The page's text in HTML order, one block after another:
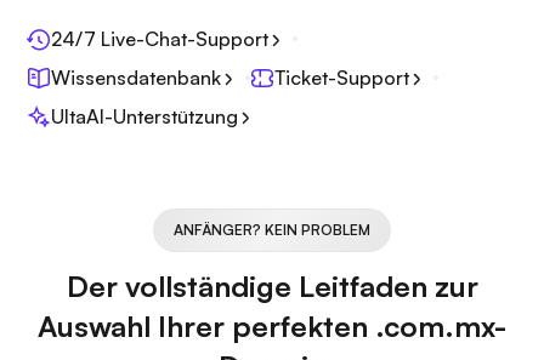
24/7 Live-Chat-Support
Wissensdatenbank
Ticket-Support
UltaAI-Unterstützung
ANFÄNGER? KEIN PROBLEM
Der vollständige Leitfaden zur
Auswahl Ihrer perfekten .com.mx-